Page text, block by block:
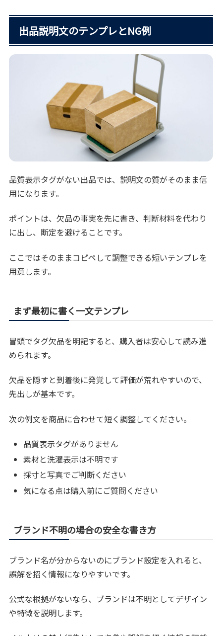
出品説明文のテンプレとNG例
品質表示タグがない出品では、説明文の質がそのまま信
用になります。
ポイントは、欠品の事実を先に書き、判断材料を代わり
に出し、断定を避けることです。
ここではそのままコピペして調整できる短いテンプレを
用意します。
まず最初に書く一文テンプレ
冒頭でタグ欠品を明記すると、購入者は安心して読み進
められます。
欠品を隠すと到着後に発覚して評価が荒れやすいので、
先出しが基本です。
次の例文を商品に合わせて短く調整してください。
品質表示タグがありません
素材と洗濯表示は不明です
採寸と写真でご判断ください
気になる点は購入前にご質問ください
ブランド不明の場合の安全な書き方
ブランド名が分からないのにブランド設定を入れると、
誤解を招く情報になりやすいです。
公式な根拠がないなら、ブランドは不明としてデザイン
や特徴を説明します。